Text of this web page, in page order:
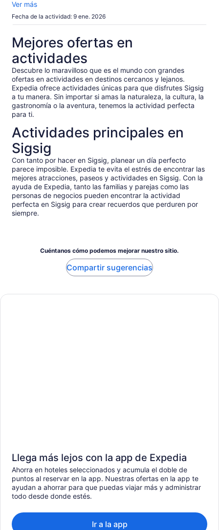
in the local market. It was absolutely delicious. Chordelg fine
jewelry world‘s largest silver earring and a beautiful town and
Ver más
Fecha de la actividad: 9 ene. 2026
Mejores ofertas en
actividades
Descubre lo maravilloso que es el mundo con grandes
ofertas en actividades en destinos cercanos y lejanos.
Expedia ofrece actividades únicas para que disfrutes Sigsig
a tu manera. Sin importar si amas la naturaleza, la cultura, la
gastronomía o la aventura, tenemos la actividad perfecta
para ti.
Actividades principales en
Sigsig
Con tanto por hacer en Sigsig, planear un día perfecto
parece imposible. Expedia te evita el estrés de encontrar las
mejores atracciones, paseos y actividades en Sigsig. Con la
ayuda de Expedia, tanto las familias y parejas como las
personas de negocios pueden encontrar la actividad
perfecta en Sigsig para crear recuerdos que perduren por
siempre.
Cuéntanos cómo podemos mejorar nuestro sitio.
Compartir sugerencias
Llega más lejos con la app de Expedia
Ahorra en hoteles seleccionados y acumula el doble de
puntos al reservar en la app. Nuestras ofertas en la app te
ayudan a ahorrar para que puedas viajar más y administrar
todo desde donde estés.
Ir a la app